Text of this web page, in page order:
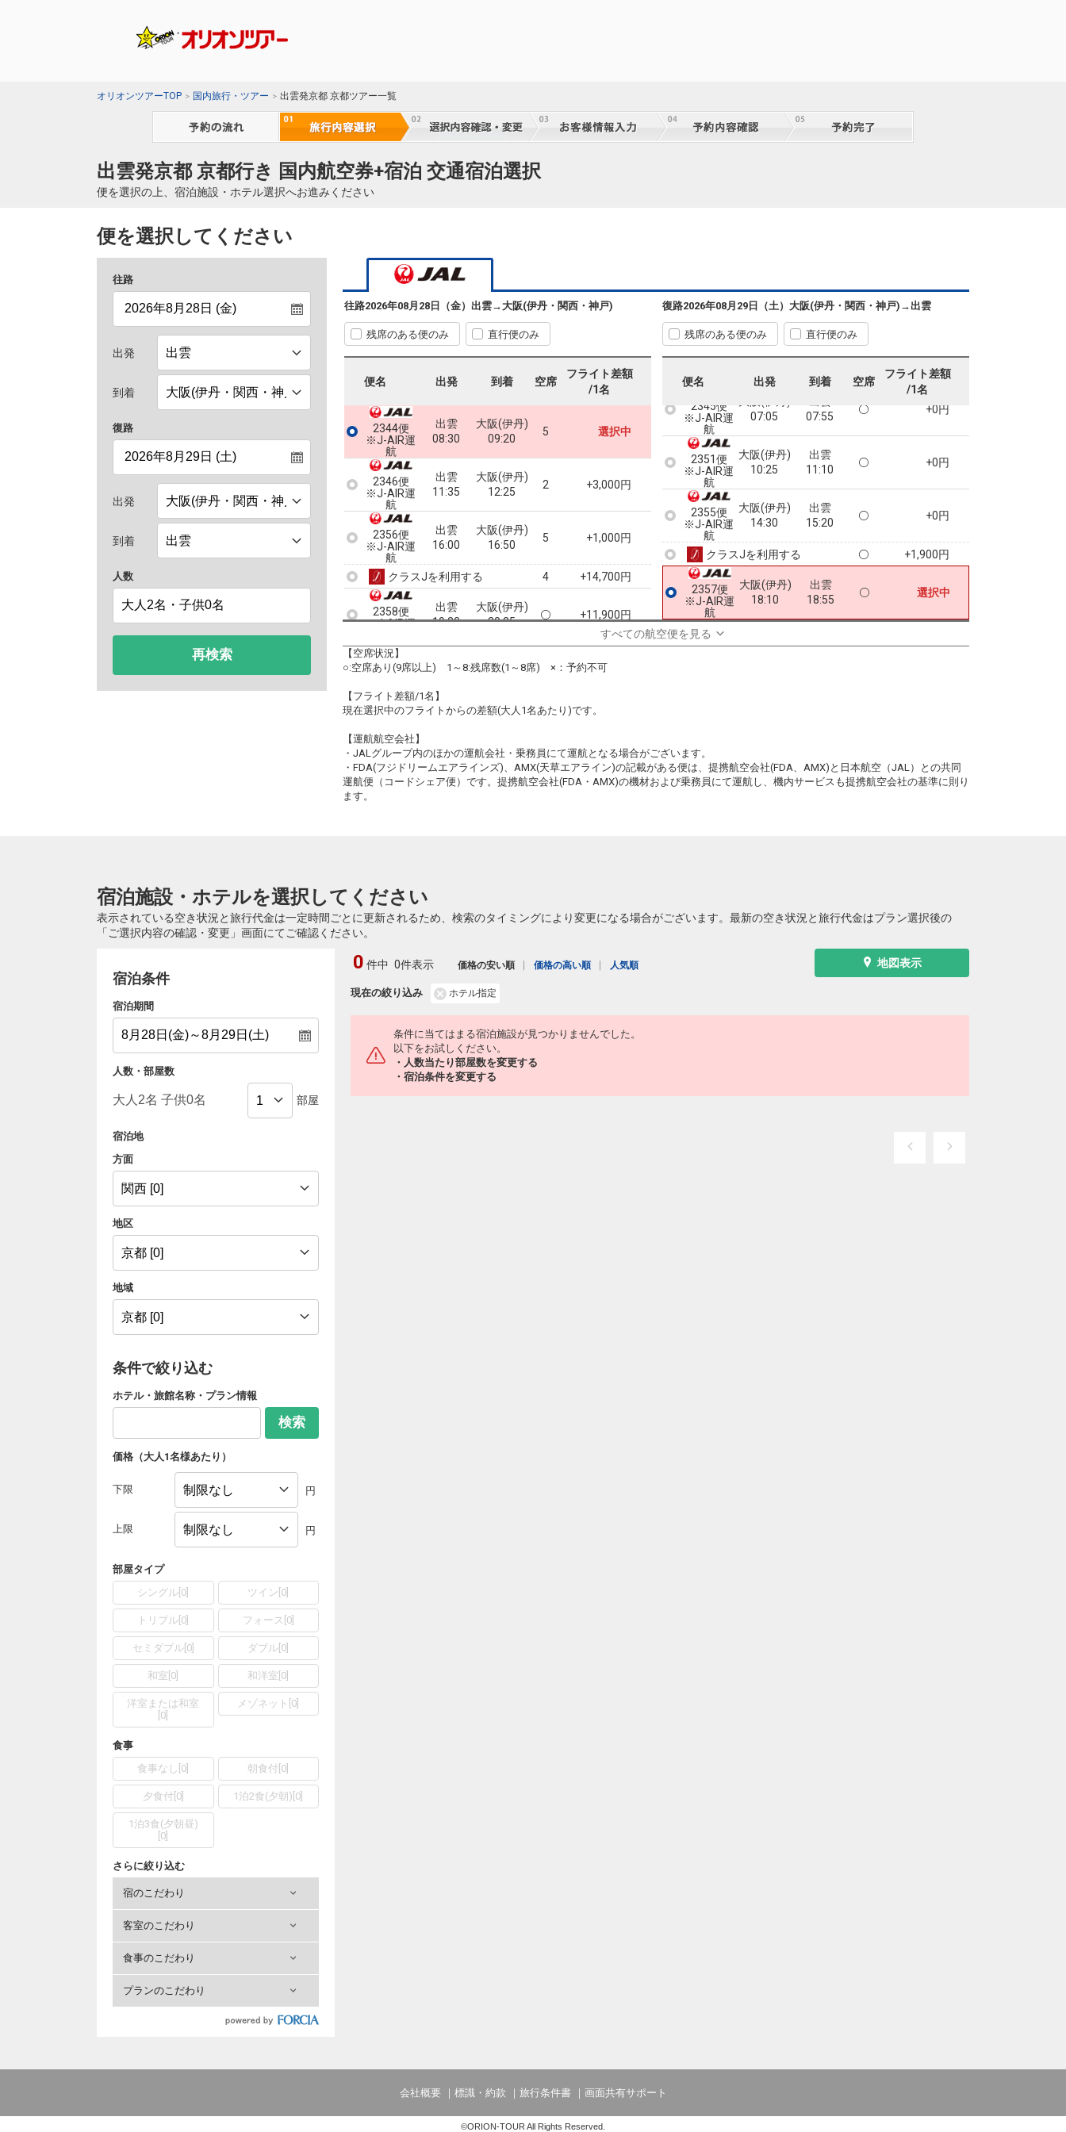
オリオンツアーTOP 国内旅行・ツアー 出雲発京都 京都ツアー一覧
出雲発京都 京都行き 国内航空券+宿泊 交通宿泊選択
便を選択の上、宿泊施設・ホテル選択へお進みください
便を選択してください
往路
出発
到着
復路
出発
到着
人数
再検索
往路2026年08月28日（金） 出雲→大阪(伊丹・関西・神戸)
残席のある便のみ 直行便のみ
便名 出発 到着 空席
フライト差額
/1名
2344便
※J-AIR運
航
出雲
08:30
大阪(伊丹)
09:20
5 選択中
2346便
※J-AIR運
航
出雲
11:35
大阪(伊丹)
12:25
2 +3,000円
2356便
※J-AIR運
航
出雲
16:00
大阪(伊丹)
16:50
5 +1,000円
クラスJを利用する 4 +14,700円
2358便
※J-AIR運
出雲
19:30
大阪(伊丹)
20:25
+11,900円
復路2026年08月29日（土） 大阪(伊丹・関西・神戸) →出雲
残席のある便のみ 直行便のみ
便名 出発 到着 空席
フライト差額
/1名
2345便
※J-AIR運
航
07:05
07:55
+0円
2351便
※J-AIR運
航
大阪(伊丹)
10:25
出雲
11:10
+0円
2355便
※J-AIR運
航
大阪(伊丹)
14:30
出雲
15:20
+0円
クラスJを利用する +1,900円
2357便
※J-AIR運
航
大阪(伊丹)
18:10
出雲
18:55
選択中
すべての航空便を見る
【空席状況】
○:空席あり(9席以上) 1～8:残席数(1～8席) ×：予約不可
【フライト差額/1名】
現在選択中のフライトからの差額(大人1名あたり)です。
【運航航空会社】
・JALグループ内のほかの運航会社・乗務員にて運航となる場合がございます。
・FDA(フジドリームエアラインズ)、AMX(天草エアライン)の記載がある便は、提携航空会社(FDA、AMX)と日本航空（JAL）との共同
運航便（コードシェア便）です。提携航空会社(FDA・AMX)の機材および乗務員にて運航し、機内サービスも提携航空会社の基準に則り
ます。
宿泊施設・ホテルを選択してください
表示されている空き状況と旅行代金は一定時間ごとに更新されるため、検索のタイミングにより変更になる場合がございます。最新の空き状況と旅行代金はプラン選択後の
「ご選択内容の確認・変更」画面にてご確認ください。
宿泊条件
宿泊期間
人数・部屋数
部屋
宿泊地
方面
地区
地域
条件で絞り込む
ホテル・旅館名称・プラン情報
検索
価格（大人1名様あたり）
下限 円
上限 円
部屋タイプ
シングル 0 ツイン 0
トリプル 0 フォース 0]
セミダブル[ 0] ダブル 0
和室 0 和洋室 0
洋室または和室
0
メゾネット 0
食事
食事なし 0 朝食付 0
夕食付 0] 1泊2食(夕朝) 0
1泊3食(夕朝昼)
0
さらに絞り込む
宿のこだわり
客室のこだわり
食事のこだわり
プランのこだわり
地図表示
現在の絞り込み ホテル指定
0 件中 0件表示 価格の安い順 価格の高い順 人気順
条件に当てはまる宿泊施設が見つかりませんでした。
以下をお試しください。
・人数当たり部屋数を変更する
・宿泊条件を変更する
会社概要 標識・約款 旅行条件書 画面共有サポート
©ORION-TOUR All Rights Reserved.